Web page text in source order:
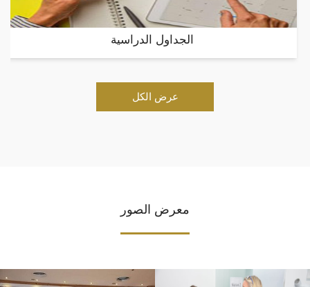
الجداول الدراسية
عرض الكل
معرض الصور